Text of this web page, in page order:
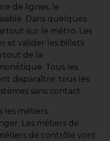
de lignes, le
Dans quelques
sur le métro. Les
et valider les billets
de la
Tous les
disparaître: tous les
sans contact.
les métiers
Les métiers de
de contrôle vont